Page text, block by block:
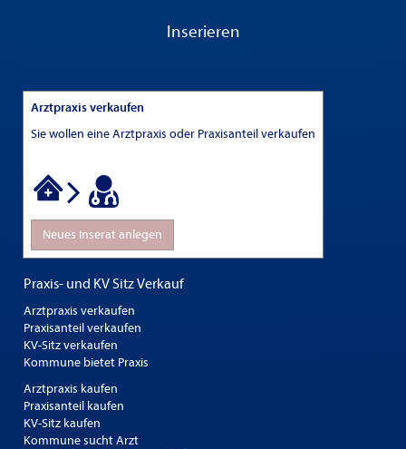
Inserieren
Arztpraxis verkaufen
Sie wollen eine Arztpraxis oder Praxisanteil verkaufen
Neues Inserat anlegen
Praxis- und KV Sitz Verkauf
Arztpraxis verkaufen
Praxisanteil verkaufen
KV-Sitz verkaufen
Kommune bietet Praxis
Arztpraxis kaufen
Praxisanteil kaufen
KV-Sitz kaufen
Kommune sucht Arzt